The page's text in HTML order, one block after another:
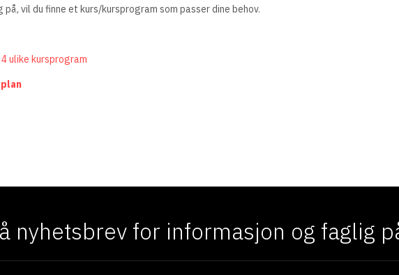
vil du finne et kurs/kursprogram som passer dine behov.
ulike kursprogram
FARGELABORATORIET: FRA TEORI TIL TAKTIL ERFARING
nyhetsbrev for informasjon og faglig